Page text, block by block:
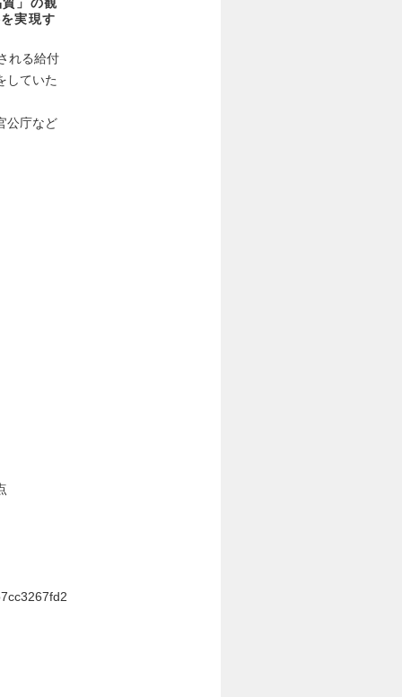
実現す
れる給付
していた
公庁など